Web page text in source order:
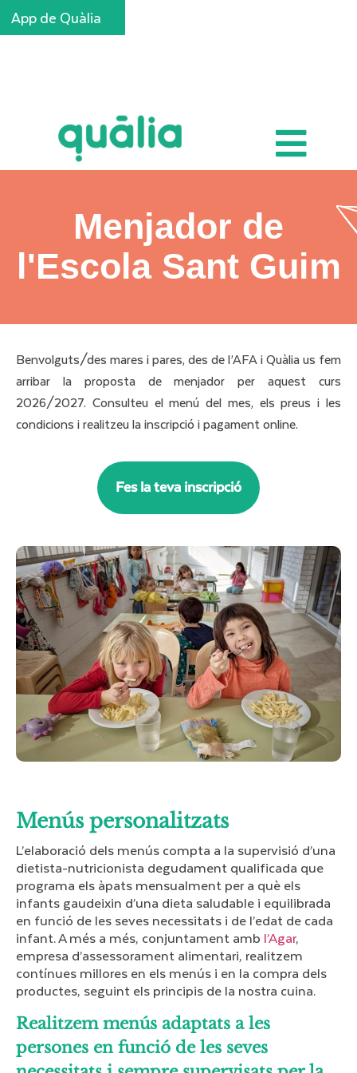
App de Quàlia
Menjador de
l'Escola Sant Guim
Benvolguts/des mares i pares, des de l’AFA i Quàlia us fem
arribar la proposta de menjador per aquest curs
2026/2027. Consulteu el menú del mes, els preus i les
condicions i realitzeu la inscripció i pagament online.
Fes la teva inscripció
Menús personalitzats
L’elaboració dels menús compta a la supervisió d’una
dietista-nutricionista degudament qualificada que
programa els àpats mensualment per a què els
infants gaudeixin d’una dieta saludable i equilibrada
en funció de les seves necessitats i de l’edat de cada
infant. A més a més, conjuntament amb l’Agar,
empresa d’assessorament alimentari, realitzem
contínues millores en els menús i en la compra dels
productes, seguint els principis de la nostra cuina.
Realitzem menús adaptats a les
persones en funció de les seves